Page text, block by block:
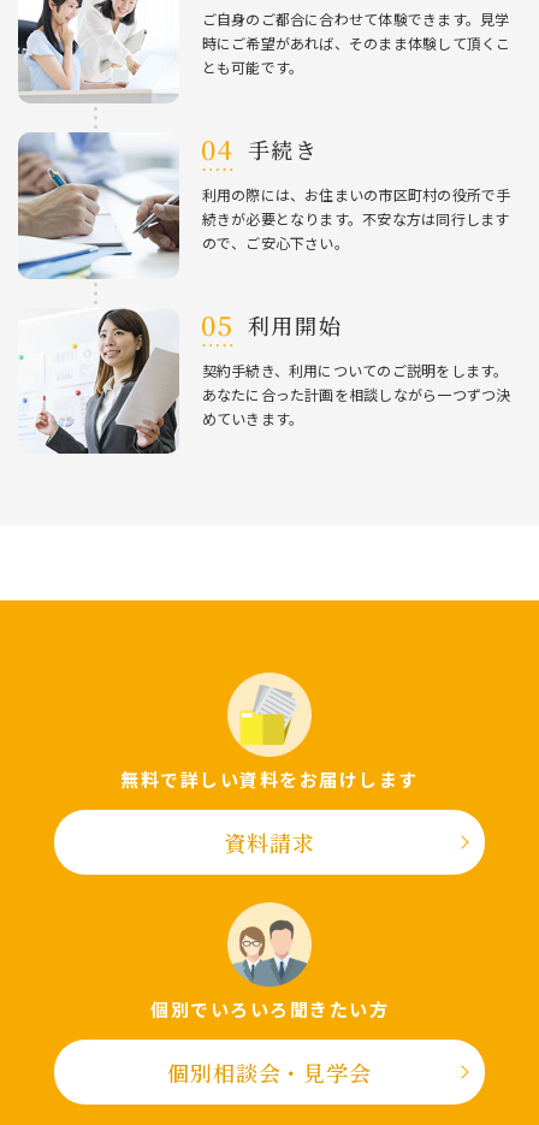
ご⾃⾝のご都合に合わせて体験できます。⾒学
時にご希望があれば、そのまま体験して頂くこ
とも可能です。
⼿続き
利⽤の際には、お住まいの市区町村の役所で⼿
続きが必要となります。不安な⽅は同⾏します
ので、ご安⼼下さい。
利⽤開始
契約⼿続き、利⽤についてのご説明をします。
あなたに合った計画を相談しながら⼀つずつ決
めていきます。
無料で詳しい資料をお届けします
資料請求
個別でいろいろ聞きたい⽅
個別相談会・⾒学会